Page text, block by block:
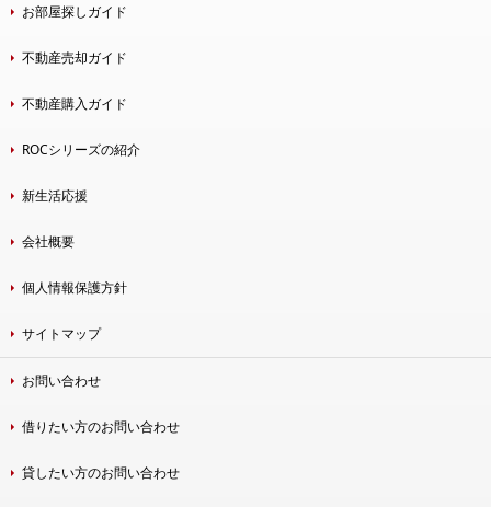
お部屋探しガイド
不動産売却ガイド
不動産購入ガイド
ROCシリーズの紹介
新生活応援
会社概要
個人情報保護方針
サイトマップ
お問い合わせ
借りたい方のお問い合わせ
貸したい方のお問い合わせ